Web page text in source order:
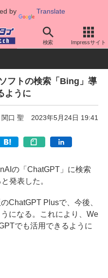
by Translate
検索 Impressサイト
AI
フトの検索「Bing」導
ように
関口 聖 2023年5月24日 19:41
の「ChatGPT」に検索
発表した。
ChatGPT Plusで、今後、
になる。これにより、We
でも活用できるように